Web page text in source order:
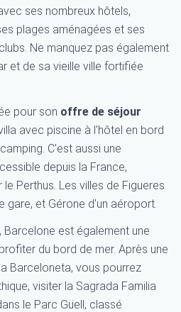
ses nombreux hôtels,
plages aménagées et ses
Ne manquez pas également
et de sa vieille ville fortifiée
pour son offre de séjour
avec piscine à l'hôtel en bord
C'est aussi une
depuis la France,
Perthus. Les villes de Figueres
gare, et Gérone d'un aéroport.
Barcelone est également une
du bord de mer. Après une
Barceloneta, vous pourrez
visiter la Sagrada Familia
le Parc Güell, classé